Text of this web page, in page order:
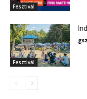
Fesztivál
Fesztivál